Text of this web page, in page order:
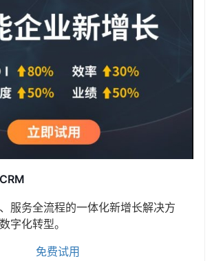
服务全流程的一体化新增长解决方
字化转型。
免费试用